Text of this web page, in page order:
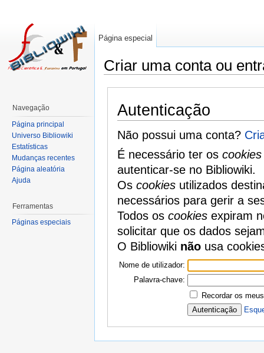
Criar uma conta ou
Autenticação
Não possui uma conta?
É necessário ter os cookies
autenticar-se no Bibliowiki.
Os cookiesutilizados
necessários para gerir a
Todos os cookiesexpiram
solicitar que os dados
O Bibliowiki nãousa
Nome de utilizador:
Palavra-chave:
Recordar os
Página especial
Navegação
Página principal
Universo Bibliowiki
Estatísticas
Mudanças recentes
Página aleatória
Ajuda
Ferramentas
Páginas especiais